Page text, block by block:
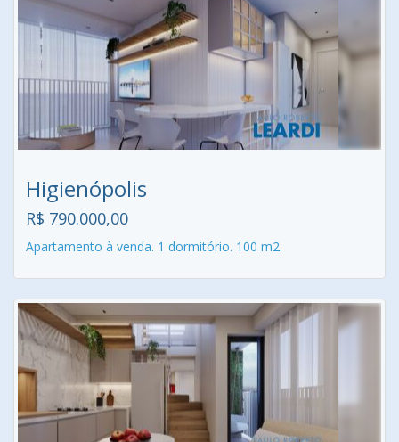
Higienópolis
R$ 790.000,00
Apartamento à venda. 1 dormitório. 100 m2.